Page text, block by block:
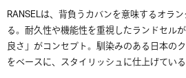
RANSELは、背負うカバンを意味するオラ
る。耐久性や機能性を重視したランドセル
良さ」がコンセプト。馴染みのある日本の
をベースに、スタイリッシュに仕上げている